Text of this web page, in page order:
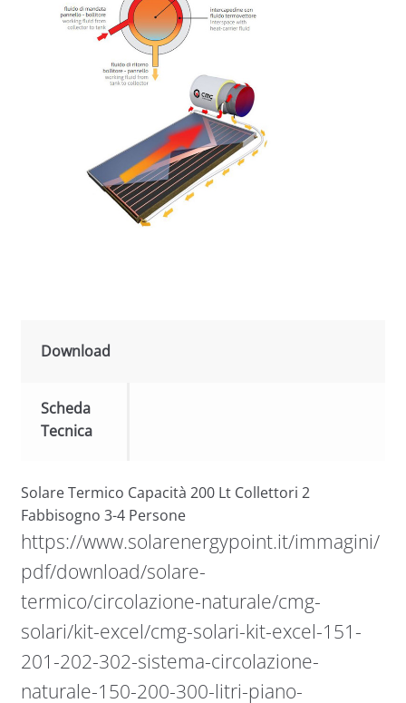
Download
Scheda
Tecnica
Solare Termico Capacità 200 Lt Collettori 2
Fabbisogno 3-4 Persone
https://www.solarenergypoint.it/immagini/
pdf/download/solare-
termico/circolazione-naturale/cmg-
solari/kit-excel/cmg-solari-kit-excel-151-
201-202-302-sistema-circolazione-
naturale-150-200-300-litri-piano-